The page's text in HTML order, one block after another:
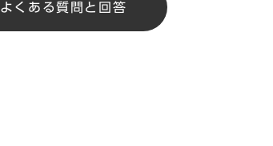
よくある質問と回答